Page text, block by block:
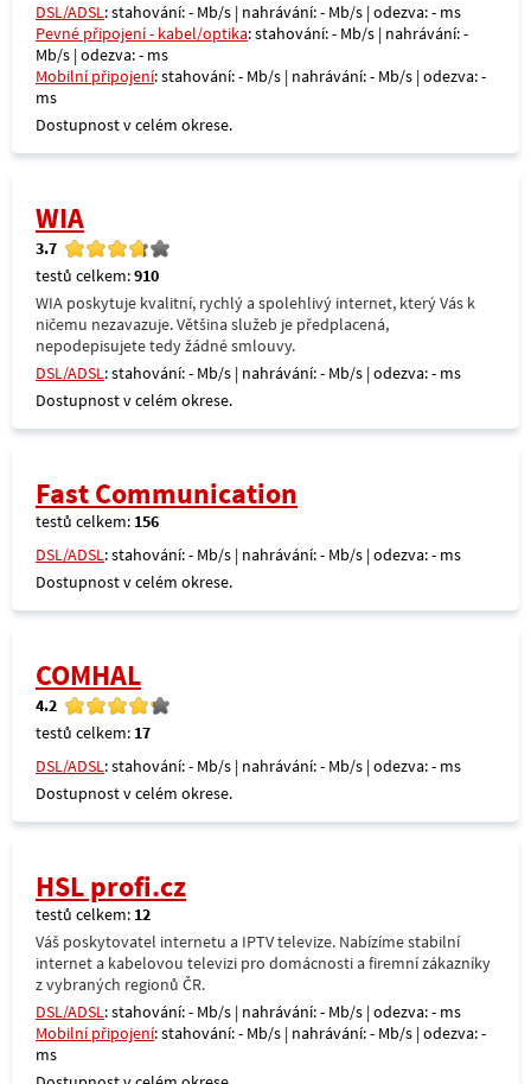
DSL/ADSL: stahování: - Mb/s | nahrávání: - Mb/s | odezva: - ms
Pevné připojení - kabel/optika: stahování: - Mb/s | nahrávání: -
Mb/s | odezva: - ms
Mobilní připojení: stahování: - Mb/s | nahrávání: - Mb/s | odezva: -
ms
Dostupnost v celém okrese.
WIA
3.7
testů celkem:910
WIA poskytuje kvalitní, rychlý a spolehlivý internet, který Vás k
ničemu nezavazuje. Většina služeb je předplacená,
nepodepisujete tedy žádné smlouvy.
DSL/ADSL: stahování: - Mb/s | nahrávání: - Mb/s | odezva: - ms
Dostupnost v celém okrese.
Fast Communication
testů celkem: 156
DSL/ADSL: stahování: - Mb/s | nahrávání: - Mb/s | odezva: - ms
Dostupnost v celém okrese.
COMHAL
4.2
testů celkem: 17
DSL/ADSL: stahování: - Mb/s | nahrávání: - Mb/s | odezva: - ms
Dostupnost v celém okrese.
HSL profi.cz
testů celkem: 12
Váš poskytovatel internetu a IPTV televize. Nabízíme stabilní
internet a kabelovou televizi pro domácnosti a firemní zákazníky
z vybraných regionů ČR.
DSL/ADSL: stahování: - Mb/s | nahrávání: - Mb/s | odezva: - ms
Mobilní připojení: stahování: - Mb/s | nahrávání: - Mb/s | odezva: -
ms